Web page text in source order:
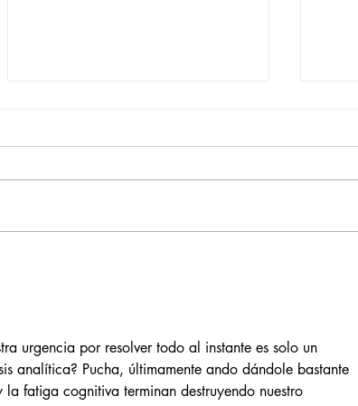
urgencia por resolver todo al instante es solo un
analítica? Pucha, últimamente ando dándole bastante
fatiga cognitiva terminan destruyendo nuestro